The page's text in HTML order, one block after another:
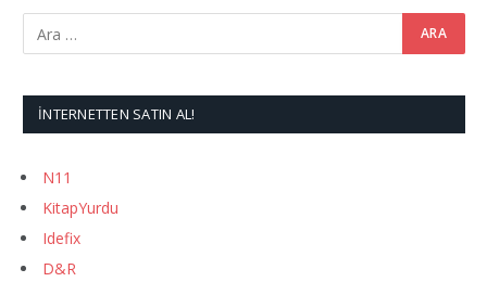
İNTERNETTEN SATIN AL!
N11
KitapYurdu
Idefix
D&R